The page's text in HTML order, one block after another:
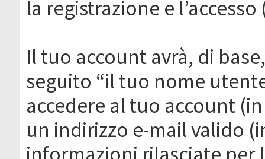
la registrazione e
Il tuo account avrà, di
seguito “il tuo nome
accedere al tuo account
un indirizzo e-mail valido